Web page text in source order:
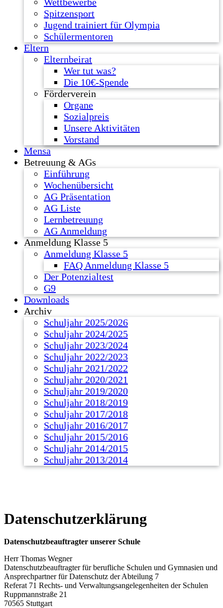
Spitzensport
Jugend trainiert für Olympia
Schülermentoren
Eltern
Elternbeirat
Wer tut was?
Die 10€-Spende
Förderverein
Organe
Sozialpreis
Unsere Aktivitäten
Vorstand
Mensa
Betreuung & AGs
Einführung
Wochenübersicht
AG Präsentation
AG Liste
Lernbetreuung
AG Anmeldung
Anmeldung Klasse 5
Anmeldung Klasse 5
FAQ Anmeldung Klasse 5
Der Potenzialtest
G9
Downloads
Archiv
Schuljahr 2025/2026
Schuljahr 2024/2025
Schuljahr 2023/2024
Schuljahr 2022/2023
Schuljahr 2021/2022
Schuljahr 2020/2021
Schuljahr 2019/2020
Schuljahr 2018/2019
Schuljahr 2017/2018
Schuljahr 2016/2017
Schuljahr 2015/2016
Schuljahr 2014/2015
Schuljahr 2013/2014
Datenschutzerklärung
Datenschutzbeauftragter unserer Schule
Herr Thomas Wegner
Datenschutzbeauftragter für berufliche Schulen und Gymnasien und
Ansprechpartner für Datenschutz der Abteilung 7
Referat 71 Rechts- und Verwaltungsangelegenheiten der Schulen
Ruppmannstraße 21
70565 Stuttgart